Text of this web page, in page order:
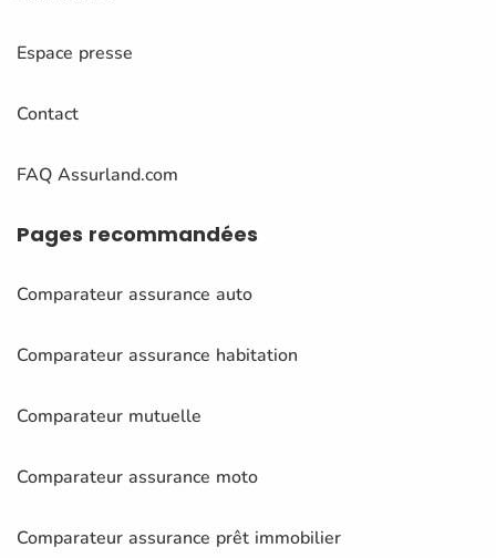
Espace presse
Contact
FAQ Assurland.com
Pages recommandées
Comparateur assurance auto
Comparateur assurance habitation
Comparateur mutuelle
Comparateur assurance moto
Comparateur assurance prêt immobilier